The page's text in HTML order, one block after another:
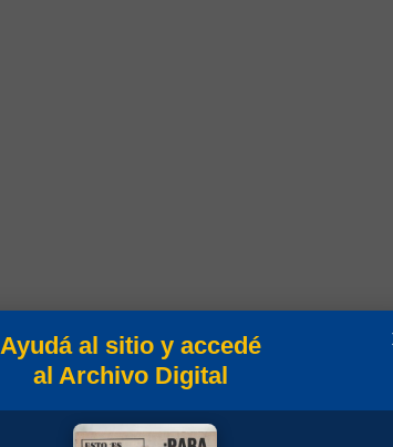
Ayudá al sitio y accedé
al Archivo Digital